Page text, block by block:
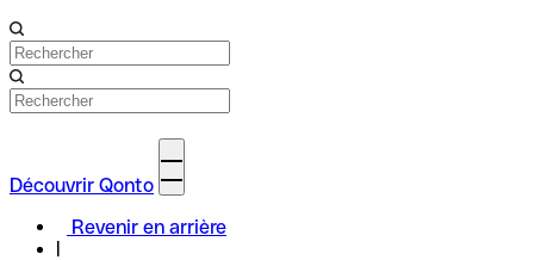
Découvrir Qonto
Revenir en arrière